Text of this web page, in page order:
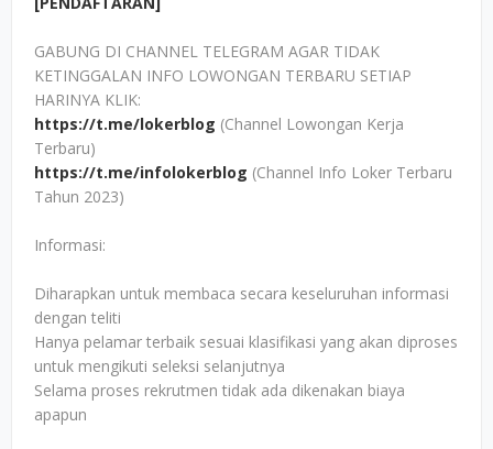
GABUNG DI CHANNEL TELEGRAM AGAR TIDAK
KETINGGALAN INFO LOWONGAN TERBARU SETIAP
HARINYA KLIK:
https://t.me/lokerblog (Channel Lowongan Kerja
Terbaru)
https://t.me/infolokerblog (Channel Info Loker Terbaru
Tahun 2023)
Informasi:
Diharapkan untuk membaca secara keseluruhan informasi
dengan teliti
Hanya pelamar terbaik sesuai klasifikasi yang akan diproses
untuk mengikuti seleksi selanjutnya
Selama proses rekrutmen tidak ada dikenakan biaya
apapun